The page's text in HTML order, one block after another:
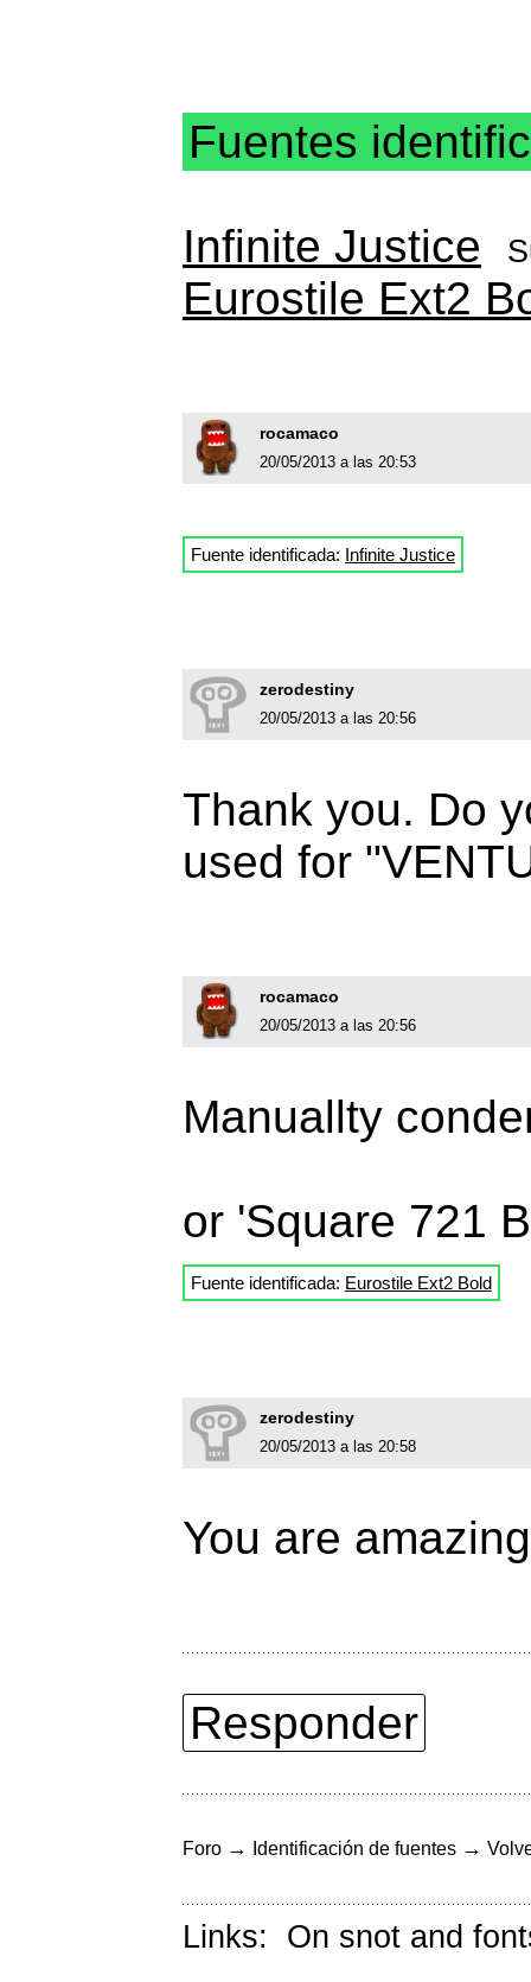
Fuentes
Infinite Justice
Eurostile Ext2
rocamaco
20/05/2013 a las 20:53
Fuente identificada: Infinite Justice
zerodestiny
20/05/2013 a las 20:56
Thank you. Do
used for
rocamaco
20/05/2013 a las 20:56
Manuallty
or 'Square 721
Fuente identificada: Eurostile Ext2 Bold
zerodestiny
20/05/2013 a las 20:58
You are
Responder
Foro → Identificación de fuentes →
Links: On snot and